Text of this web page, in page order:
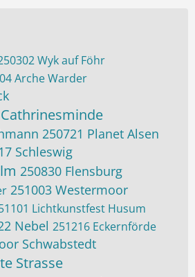
Wyk auf Föhr
Arche Warder
250721 Planet Alsen
Schleswig
250830 Flensburg
251003 Westermoor
Lichtkunstfest Husum
Nebel 251216 Eckernförde
Schwabstedt
Strasse